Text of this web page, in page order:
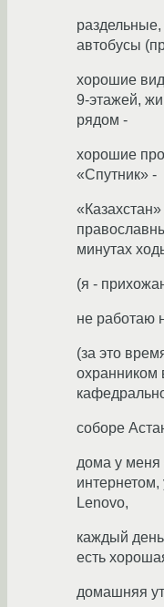
автобусы
хорошие
9-этажей,
рядом -
хорошие
«Спутник» -
минутах
(я -
не работаю
(за это
охранником
соборе
дома у меня
Lenovo,
каждый
есть
домашняя